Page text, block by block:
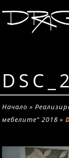
Начало »
мебелите“ 2018 »